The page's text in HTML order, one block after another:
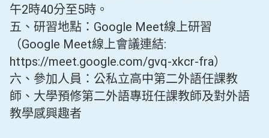
午2時40分至5時。
五、研習地點：Google Meet線上研習
（Google Meet線上會議連結:
https://meet.google.com/gvq-xkcr-fra）
六、參加人員：公私立高中第二外語任課教
師、大學預修第二外語專班任課教師及對外語
教學感興趣者